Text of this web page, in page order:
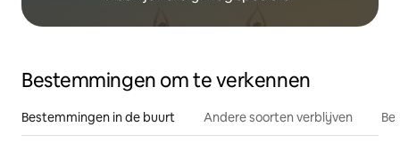
Bestemmingen om te verkennen
Bestemmingen in de buurt Andere soorten verblijven